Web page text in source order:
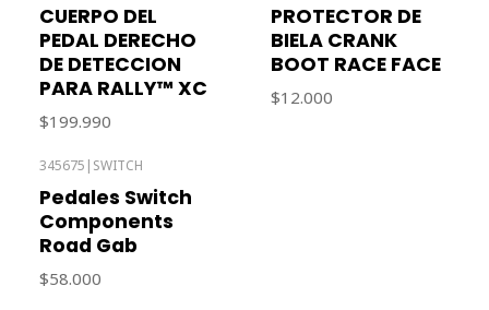
CUERPO DEL
PEDAL DERECHO
DE DETECCION
PARA RALLY™ XC
$199.990
PROTECTOR DE
BIELA CRANK
BOOT RACE FACE
$12.000
345675 | SWITCH
Pedales Switch
Components
Road Gab
$58.000